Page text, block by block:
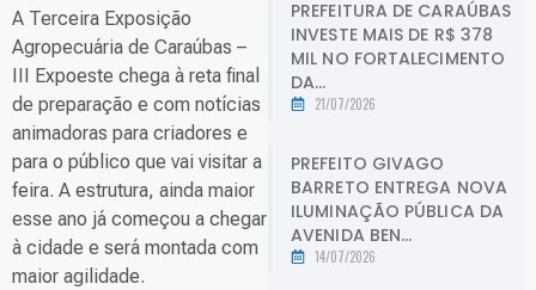
A Terceira Exposição
Agropecuária de Caraúbas –
III Expoeste chega à reta final
de preparação e com notícias
animadoras para criadores e
para o público que vai visitar a
feira. A estrutura, ainda maior
esse ano já começou a chegar
à cidade e será montada com
maior agilidade.
PREFEITURA DE CARAÚBAS
INVESTE MAIS DE R$ 378
MIL NO FORTALECIMENTO
DA...
21/07/2026
PREFEITO GIVAGO
BARRETO ENTREGA NOVA
ILUMINAÇÃO PÚBLICA DA
AVENIDA BEN...
14/07/2026